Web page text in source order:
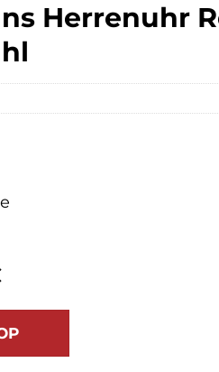
Herrenuhr
Aktueller
ist:
77,40 €.